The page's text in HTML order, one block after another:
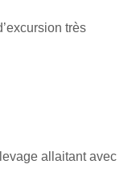
très
allaitant avec